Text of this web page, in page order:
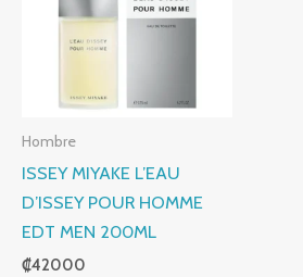
Hombre
ISSEY MIYAKE L’EAU
D’ISSEY POUR HOMME
EDT MEN 200ML
₡42000